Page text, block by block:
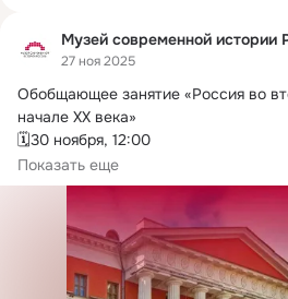
Музей современной истории
27 ноя 2025
Обобщающее занятие «Россия во
начале XX века»
🗓️30 ноября, 12:00
Подведение итогов развития
Показать еще